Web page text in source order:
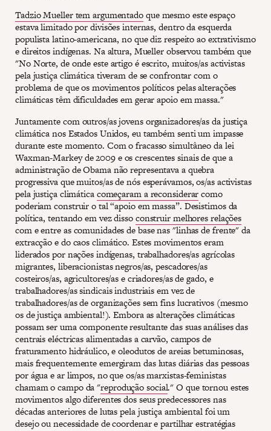
Tadzio Mueller tem argumentadoque mesmo este espaço
estava limitado por divisões internas, dentro da esquerda
populista latino-americana, no que diz respeito ao extrativismo
e direitos indígenas. Na altura, Mueller observou também que
"No Norte, de onde este artigo é escrito, muitos/as activistas
pela justiça climática tiveram de se confrontar com o
problema de que os movimentos políticos pelas alterações
climáticas têm dificuldades em gerar apoio em massa."
Juntamente com outros/as jovens organizadores/as da justiça
climática nos Estados Unidos, eu também senti um impasse
durante este momento. Com o fracasso simultâneo da lei
Waxman-Markey de 2009 e os crescentes sinais de que a
administração de Obama não representava a quebra
progressiva que muitos/as de nós esperávamos, os/as activistas
pela justiça climáticacomeçaram a reconsiderarcomo
poderiam construir o tal “apoio em massa”. Desistimos da
política, tentando em vez dissoconstruir melhores relações
com e entre as comunidades de base nas "linhas de frente" da
extracção e do caos climático. Estes movimentos eram
liderados por nações indígenas, trabalhadores/as agrícolas
migrantes, liberacionistas negros/as, pescadores/as
costeiros/as, agricultores/as e criadores/as de gado, e
trabalhadores/as sindicais industriais em vez de
trabalhadores/as de organizações sem fins lucrativos (mesmo
os de justiça ambiental!). Embora as alterações climáticas
possam ser uma componente resultante das suas análises das
centrais eléctricas alimentadas a carvão, campos de
fraturamento hidráulico, e oleodutos de areias betuminosas,
mais frequentemente emergiram das lutas diárias das pessoas
por água e ar limpos, no que os/as marxistas-feministas
chamam o campo da "reprodução social." O que tornou estes
movimentos algo diferentes dos seus predecessores nas
décadas anteriores de lutas pela justiça ambiental foi um
desejo ou necessidade de coordenar e partilhar estratégias